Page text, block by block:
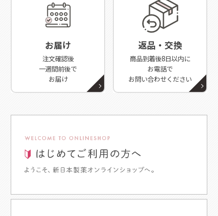
お届け
注文確認後
一週間前後で
お届け
返品・交換
商品到着後8日以内に
お電話で
お問い合わせください